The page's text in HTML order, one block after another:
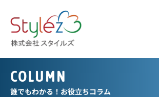
COLUMN
誰でもわかる！お役立ちコラム